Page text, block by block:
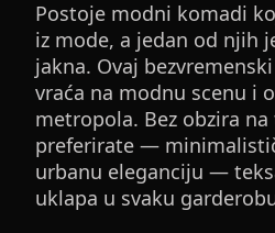
Postoje modni komadi
iz mode, a jedan od njih
jakna. Ovaj
vraća na modnu scenu i
metropola. Bez obzira
preferirate —
urbanu eleganciju —
uklapa u svaku